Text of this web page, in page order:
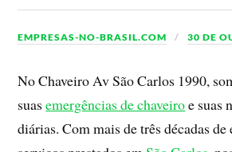
EMPRESAS-NO-BRASIL.COM 30 DE
No Chaveiro Av São Carlos 1990,
suasemergências de chaveiroe suas
diárias. Com mais de três décadas